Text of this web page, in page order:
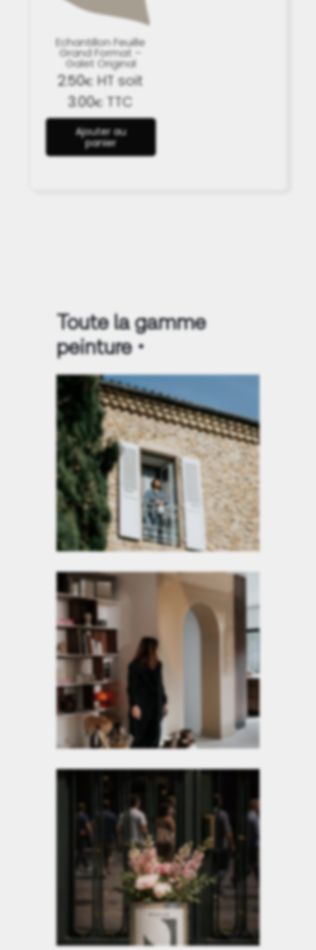
Echantillon Feuille
Grand Format –
Galet Original
2.50€ HT soit
3.00€ TTC
Ajouter au
panier
Toute la gamme
peinture